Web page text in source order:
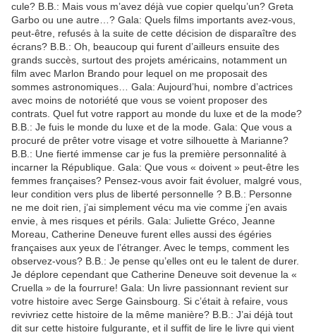
cule? B.B.: Mais vous m’avez déjà vue copier quelqu’un? Greta
Garbo ou une autre…? Gala: Quels films impor­tants avez-vous,
peut-être, refu­sés à la suite de cette déci­sion de dispa­raître des
écrans? B.B.: Oh, beau­coup qui furent d’ailleurs ensuite des
grands succès, surtout des projets améri­cains, notam­ment un
film avec Marlon Brando pour lequel on me propo­sait des
sommes astro­no­miques… Gala: Aujourd’­hui, nombre d’ac­trices
avec moins de noto­riété que vous se voient propo­ser des
contrats. Quel fut votre rapport au monde du luxe et de la mode?
B.B.: Je fuis le monde du luxe et de la mode. Gala: Que vous a
procuré de prêter votre visage et votre silhouette à Marianne?
B.B.: Une fierté immense car je fus la première person­na­lité à
incar­ner la Répu­blique. Gala: Que vous « doivent » peut-être les
femmes françaises? Pensez-vous avoir fait évoluer, malgré vous,
leur condi­tion vers plus de liberté person­nelle ? B.B.: Personne
ne me doit rien, j’ai simple­ment vécu ma vie comme j’en avais
envie, à mes risques et périls. Gala: Juliette Gréco, Jeanne
Moreau, Cathe­rine Deneuve furent elles aussi des égéries
françaises aux yeux de l’étran­ger. Avec le temps, comment les
obser­vez-vous? B.B.: Je pense qu’elles ont eu le talent de durer.
Je déplore cepen­dant que Cathe­rine Deneuve soit deve­nue la «
Cruella » de la four­rure! Gala: Un livre passion­nant revient sur
votre histoire avec Serge Gains­bourg. Si c’était à refaire, vous
revi­vriez cette histoire de la même manière? B.B.: J’ai déjà tout
dit sur cette histoire fulgu­rante, et il suffit de lire le livre qui vient